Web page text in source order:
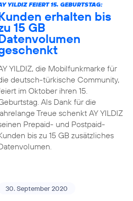
YILDIZ FEIERT 15. GEBURTSTAG:
erhalten bis
15 GB
YILDIZ, die Mobilfunkmarke für
deutsch-türkische Community,
im Oktober ihren 15.
Als Dank für die
Treue schenkt AY YILDIZ
Prepaid- und Postpaid-
bis zu 15 GB zusätzliches
30. September 2020